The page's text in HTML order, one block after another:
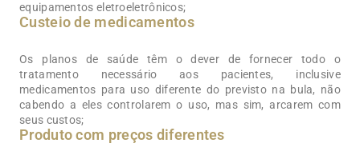
equipamentos eletroeletrônicos;
Custeio de medicamentos
Os planos de saúde têm o dever de fornecer todo o
tratamento necessário aos pacientes, inclusive
medicamentos para uso diferente do previsto na bula, não
cabendo a eles controlarem o uso, mas sim, arcarem com
seus custos;
Produto com preços diferentes